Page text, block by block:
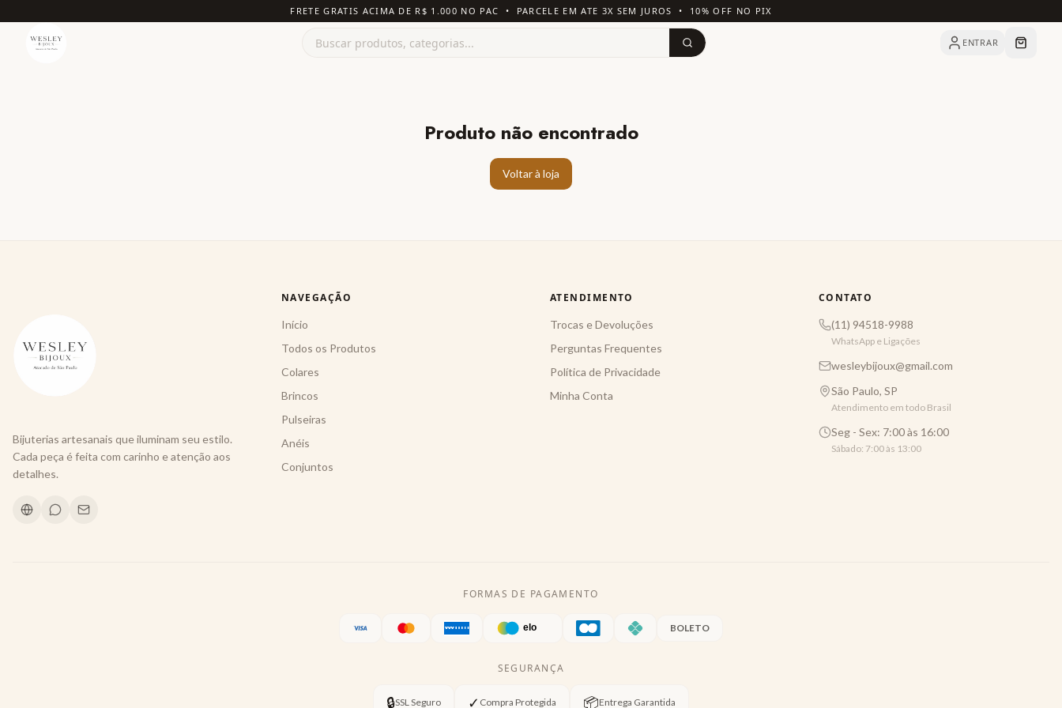
FRETE GRATIS ACIMA DE R$ 1.000 NO PAC • PARCELE EM ATE 3X SEM JUROS • 10% OFF NO PIX
ENTRAR
Produto não encontrado
Voltar à loja
Bijuterias artesanais que iluminam seu estilo.
Cada peça é feita com carinho e atenção aos
detalhes.
NAVEGAÇÃO
Início
Todos os Produtos
Colares
Brincos
Pulseiras
Anéis
Conjuntos
ATENDIMENTO
Trocas e Devoluções
Perguntas Frequentes
Política de Privacidade
Minha Conta
CONTATO
(11) 94518-9988
WhatsApp e Ligações
wesleybijoux@gmail.com
São Paulo, SP
Atendimento em todo Brasil
Seg - Sex: 7:00 às 16:00
Sábado: 7:00 às 13:00
FORMAS DE PAGAMENTO
BOLETO
SEGURANÇA
🔒SSL Seguro ✓ Compra Protegida 📦Entrega Garantida